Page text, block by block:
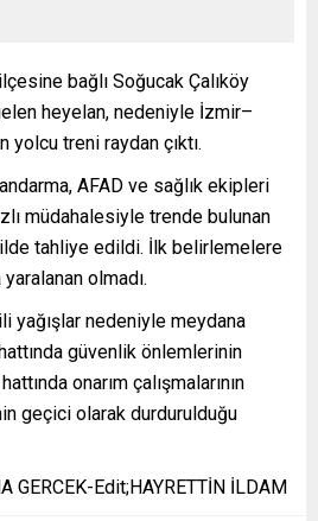
bağlı Soğucak Çalıköy
heyelan, nedeniyle İzmir–
yolcu treni raydan çıktı.
AFAD ve sağlık ekipleri
müdahalesiyle trende bulunan
tahliye edildi. İlk belirlemelere
olmadı.
yağışlar nedeniyle meydana
güvenlik önlemlerinin
onarım çalışmalarının
geçici olarak durdurulduğu
Edit;HAYRETTİN İLDAM